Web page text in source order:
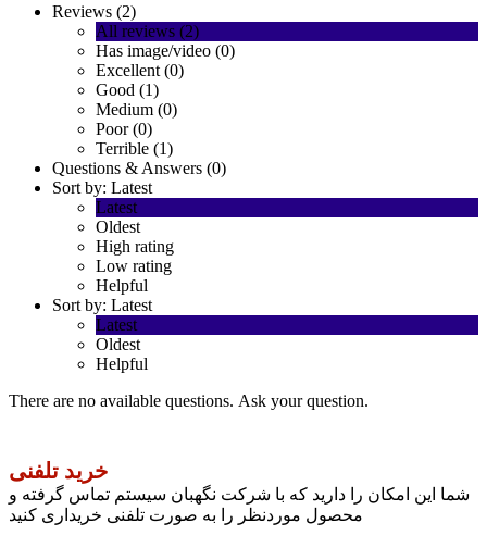
Reviews (2)
All reviews (2)
Has image/video (0)
Excellent (0)
Good (1)
Medium (0)
Poor (0)
Terrible (1)
Questions & Answers (0)
Sort by: Latest
Latest
Oldest
High rating
Low rating
Helpful
Sort by: Latest
Latest
Oldest
Helpful
There are no available questions. Ask your question.
خرید تلفنی
شما این امکان را دارید که با شرکت نگهبان سیستم تماس گرفته و
محصول موردنظر را به صورت تلفنی خریداری کنید